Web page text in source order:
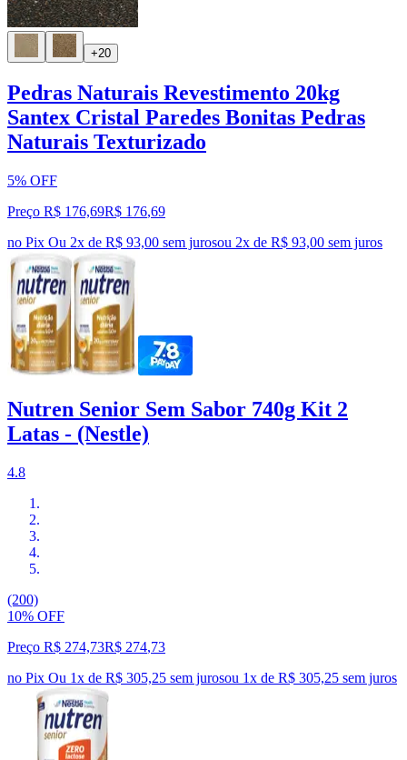
+20
Pedras Naturais Revestimento 20kg
Santex Cristal Paredes Bonitas Pedras
Naturais Texturizado
5% OFF
Preço R$ 176,69R$ 176,69
no Pix Ou 2x de R$ 93,00 sem jurosou 2x de R$ 93,00 sem juros
Nutren Senior Sem Sabor 740g Kit 2
Latas - (Nestle)
4.8
(200)
10% OFF
Preço R$ 274,73R$ 274,73
no Pix Ou 1x de R$ 305,25 sem jurosou 1x de R$ 305,25 sem juros